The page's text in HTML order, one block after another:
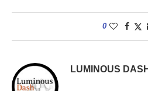
0
LUMINOUS DASH